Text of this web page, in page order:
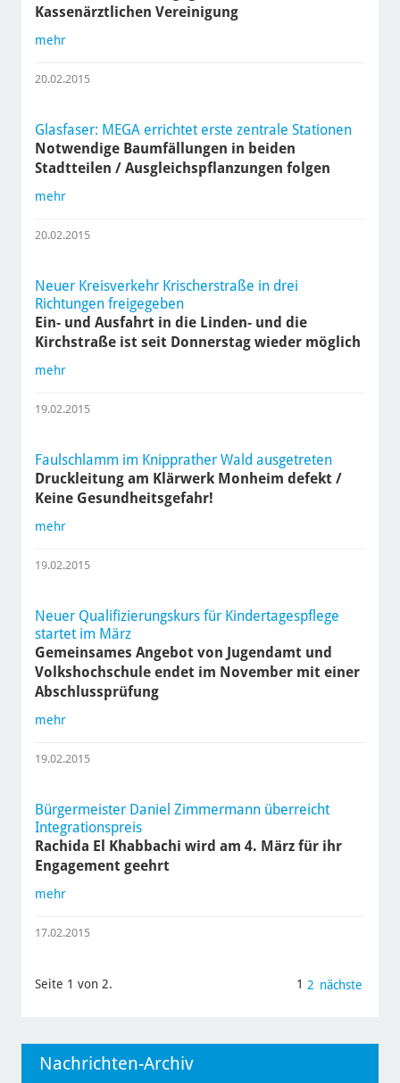
Kassenärztlichen Vereinigung
mehr
20.02.2015
Glasfaser: MEGA errichtet erste zentrale Stationen
Notwendige Baumfällungen in beiden
Stadtteilen / Ausgleichspflanzungen folgen
mehr
20.02.2015
Neuer Kreisverkehr Krischerstraße in drei
Richtungen freigegeben
Ein- und Ausfahrt in die Linden- und die
Kirchstraße ist seit Donnerstag wieder möglich
mehr
19.02.2015
Faulschlamm im Knipprather Wald ausgetreten
Druckleitung am Klärwerk Monheim defekt /
Keine Gesundheitsgefahr!
mehr
19.02.2015
Neuer Qualifizierungskurs für Kindertagespflege
startet im März
Gemeinsames Angebot von Jugendamt und
Volkshochschule endet im November mit einer
Abschlussprüfung
mehr
19.02.2015
Bürgermeister Daniel Zimmermann überreicht
Integrationspreis
Rachida El Khabbachi wird am 4. März für ihr
Engagement geehrt
mehr
17.02.2015
Seite 1 von 2. 1 2 nächste
Nachrichten-Archiv